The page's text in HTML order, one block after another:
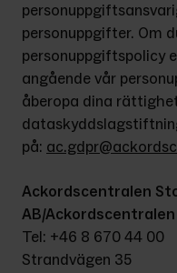
personuppgifter. Om
personuppgiftspolicy
angående vår
åberopa dina
på:
Ackordscentralen
AB/
Tel: +46 8 670 44 00
Strandvägen 35